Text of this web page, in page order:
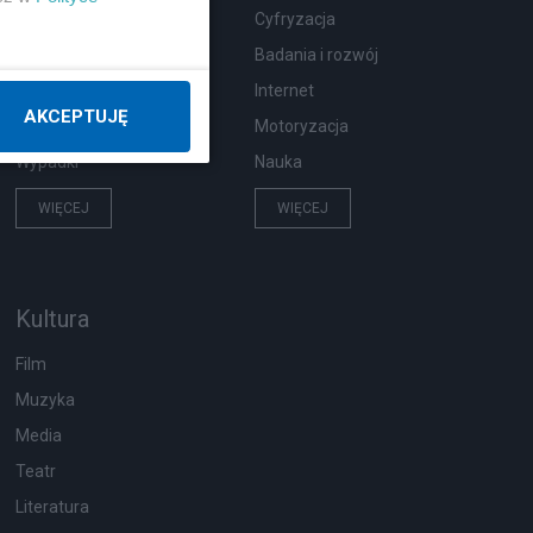
Ekologia
Wypadki
WIĘCEJ
Cyfryzacja
Badania i rozwój
Internet
Motoryzacja
Nauka
WIĘCEJ
Kultura
Film
Muzyka
Media
Teatr
Literatura
AKCEPTUJĘ